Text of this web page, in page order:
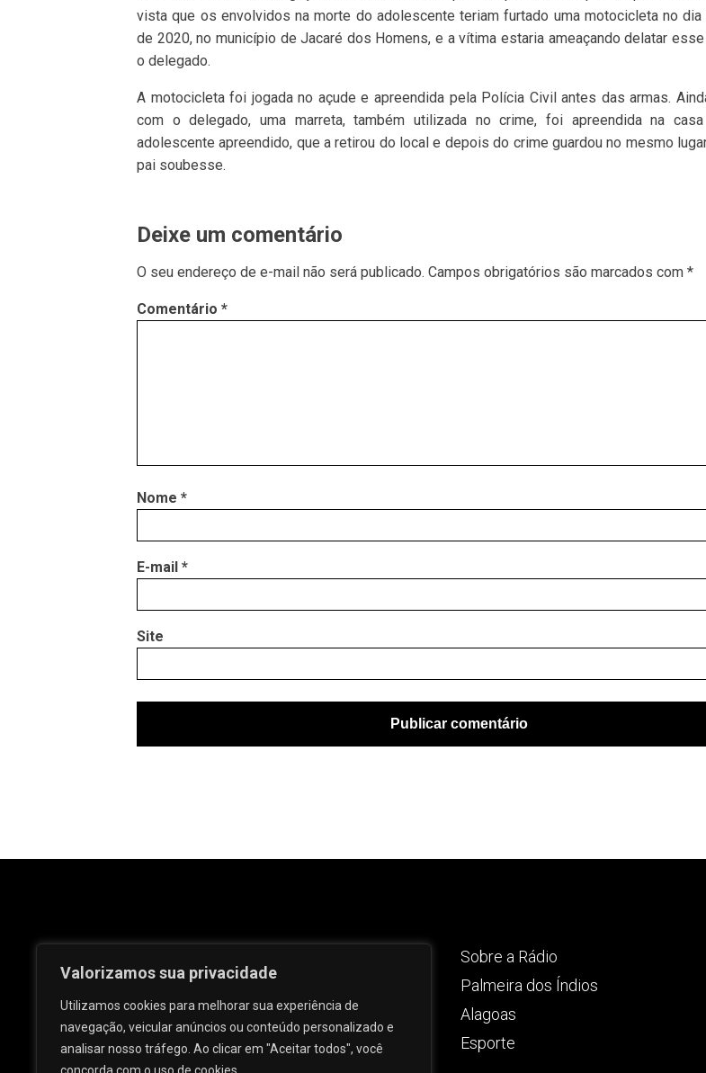
Valorizamos sua privacidade
Utilizamos cookies para melhorar sua experiência de
navegação, veicular anúncios ou conteúdo personalizado e
analisar nosso tráfego. Ao clicar em "Aceitar todos", você
vista que os envolvidos na morte do adolescente teriam furtado uma motocicleta no dia
de 2020, no município de Jacaré dos Homens, e a vítima estaria ameaçando delatar
o delegado.
A motocicleta foi jogada no açude e apreendida pela Polícia Civil antes das armas.
com o delegado, uma marreta, também utilizada no crime, foi apreendida na
adolescente apreendido, que a retirou do local e depois do crime guardou no mesmo
pai soubesse.
Deixe um comentário
O seu endereço de e-mail não será publicado. Campos obrigatórios são marcados com *
Comentário *
Nome *
E-mail *
Site
Sobre a Rádio
Palmeira dos Índios
Alagoas
Esporte